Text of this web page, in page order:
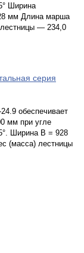
Ширина
мм Длина марша
— 234,0
серия
обеспечивает
мм при угле
Ширина B = 928
(масса) лестницы